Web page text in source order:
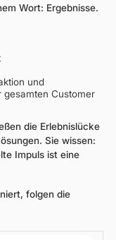
Wort: Ergebnisse.
und
gesamten Customer
die Erlebnislücke
Sie wissen:
Impuls ist eine
folgen die